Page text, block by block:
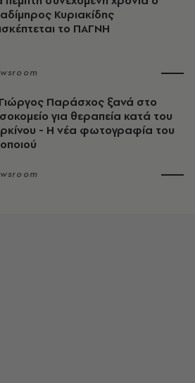
Κυριακίδης
το ΠΑΓΝΗ
Παράσχος ξανά στο
για θεραπεία κατά του
- Η νέα φωτογραφία του